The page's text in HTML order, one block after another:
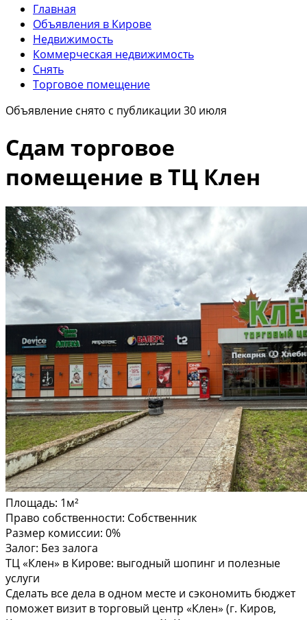
Главная
Объявления в Кирове
Недвижимость
Коммерческая недвижимость
Снять
Торговое помещение
Объявление снято с публикации 30 июля
Сдам торговое
помещение в ТЦ Клен
Площадь: 1м²
Право собственности: Собственник
Размер комиссии: 0%
Залог: Без залога
ТЦ «Клен» в Кирове: выгодный шопинг и полезные
услуги
Сделать все дела в одном месте и сэкономить бюджет
поможет визит в торговый центр «Клен» (г. Киров,